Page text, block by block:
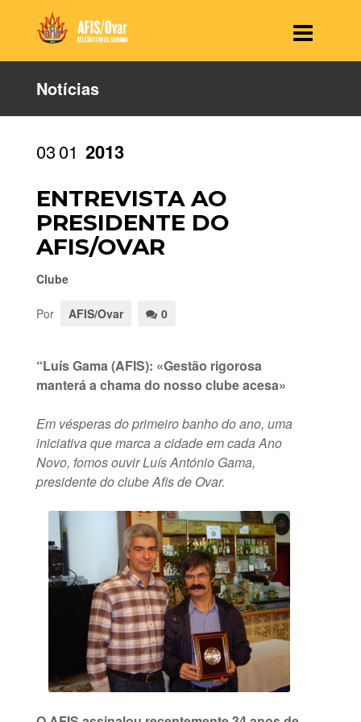
Notícias
0301 2013
ENTREVISTA AO
PRESIDENTE DO
AFIS/OVAR
Clube
Por AFIS/Ovar 0
“Luís Gama (AFIS): «Gestão rigorosa
manterá a chama do nosso clube acesa»
Em vésperas do primeiro banho do ano, uma
iniciativa que marca a cidade em cada Ano
Novo, fomos ouvir Luís António Gama,
presidente do clube Afis de Ovar.